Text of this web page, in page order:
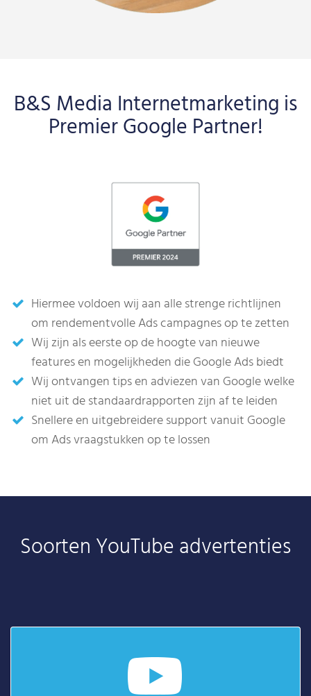
B&S Media Internetmarketing is
Premier Google Partner!
Hiermee voldoen wij aan alle strenge richtlijnen
om rendementvolle Ads campagnes op te zetten
Wij zijn als eerste op de hoogte van nieuwe
features en mogelijkheden die Google Ads biedt
Wij ontvangen tips en adviezen van Google welke
niet uit de standaardrapporten zijn af te leiden
Snellere en uitgebreidere support vanuit Google
om Ads vraagstukken op te lossen
Soorten YouTube advertenties